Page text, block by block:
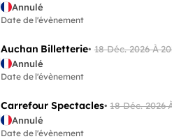
Annulé
Date de l'évènement
Auchan Billetterie•18 Déc. 2026 À
Annulé
Date de l'évènement
Carrefour Spectacles•18 Déc. 2026
Annulé
Date de l'évènement